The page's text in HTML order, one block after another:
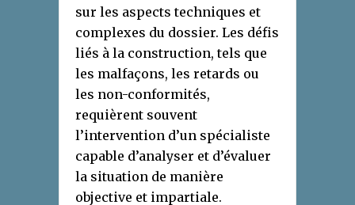
sur les aspects techniques et
complexes du dossier. Les défis
liés à la construction, tels que
les malfaçons, les retards ou
les non-conformités,
requièrent souvent
l’intervention d’un spécialiste
capable d’analyser et d’évaluer
la situation de manière
objective et impartiale.